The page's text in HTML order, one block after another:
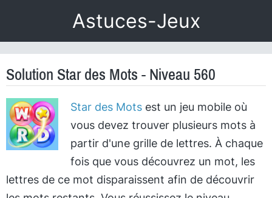
Astuces-Jeux
Solution Star des Mots - Niveau 560
Star des Motsest un jeu mobile où
vous devez trouver plusieurs mots à
partir d'une grille de lettres. À chaque
fois que vous découvrez un mot, les
lettres de ce mot disparaissent afin de découvrir